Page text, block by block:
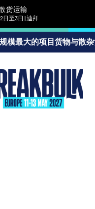
货运输
日至3日 | 迪拜
模最大的项目货物与散